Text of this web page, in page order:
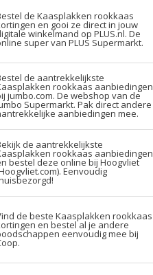
de Kaasplakken rookkaas
en gooi ze direct in jouw
winkelmand op PLUS.nl. De
super van PLUS Supermarkt.
de aantrekkelijkste
rookkaas aanbiedingen
jumbo.com. De webshop van de
Supermarkt. Pak direct andere
aanbiedingen mee.
de aantrekkelijkste
rookkaas aanbiedingen
bestel deze online bij Hoogvliet
Eenvoudig
de beste Kaasplakken rookkaas
en bestel al je andere
eenvoudig mee bij